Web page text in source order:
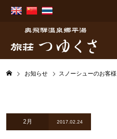
お知らせ スノーシューのお客様
2月 2017.02.24